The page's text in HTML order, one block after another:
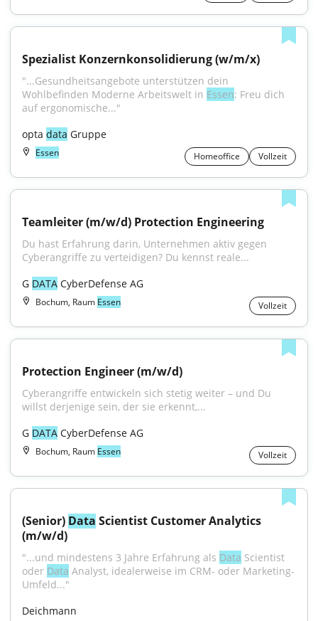
Spezialist Konzernkonsolidierung (w/m/x)
"...Gesundheitsangebote unterstützen dein
Wohlbefinden Moderne Arbeitswelt in Essen: Freu dich
auf ergonomische..."
opta data Gruppe
Essen Homeoffice Vollzeit
Teamleiter (m/w/d) Protection Engineering
Du hast Erfahrung darin, Unternehmen aktiv gegen
Cyberangriffe zu verteidigen? Du kennst reale...
G DATA CyberDefense AG
Bochum, Raum Essen Vollzeit
Protection Engineer (m/w/d)
Cyberangriffe entwickeln sich stetig weiter – und Du
willst derjenige sein, der sie erkennt,...
G DATA CyberDefense AG
Bochum, Raum Essen Vollzeit
(Senior) Data Scientist Customer Analytics
(m/w/d)
"...und mindestens 3 Jahre Erfahrung als Data Scientist
oder Data Analyst, idealerweise im CRM- oder Marketing-
Umfeld..."
Deichmann